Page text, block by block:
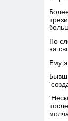
По
на
Ему